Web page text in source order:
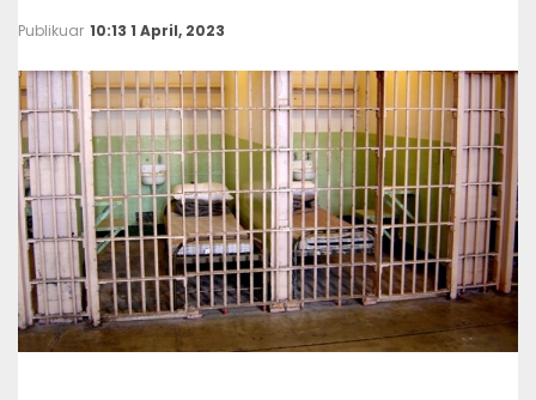
Publikuar 10:13 1 April, 2023